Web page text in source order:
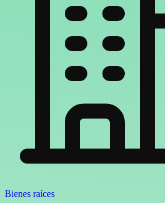
Bienes raíces